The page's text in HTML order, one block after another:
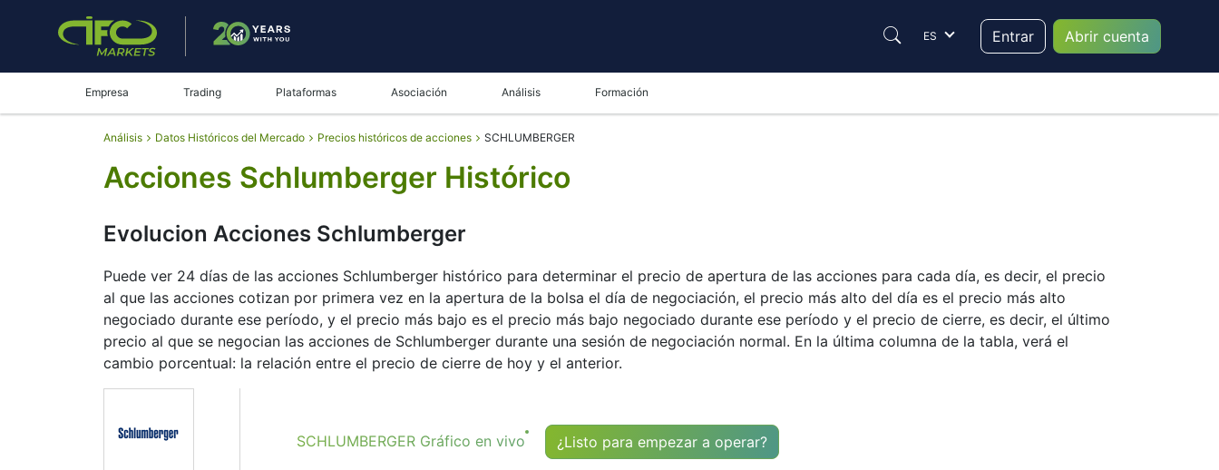
ES Entrar Abrir cuenta
Empresa Trading Plataformas Asociación Análisis Formación
Análisis Datos Históricos del Mercado Precios históricos de acciones SCHLUMBERGER
Acciones Schlumberger Histórico
Evolucion Acciones Schlumberger
Puede ver 24 días de las acciones Schlumberger histórico para determinar el precio de apertura de las acciones para cada día, es decir, el precio
al que las acciones cotizan por primera vez en la apertura de la bolsa el día de negociación, el precio más alto del día es el precio más alto
negociado durante ese período, y el precio más bajo es el precio más bajo negociado durante ese período y el precio de cierre, es decir, el último
precio al que se negocian las acciones de Schlumberger durante una sesión de negociación normal. En la última columna de la tabla, verá el
cambio porcentual: la relación entre el precio de cierre de hoy y el anterior.
SCHLUMBERGER Gráfico en vivo ¿Listo para empezar a operar?